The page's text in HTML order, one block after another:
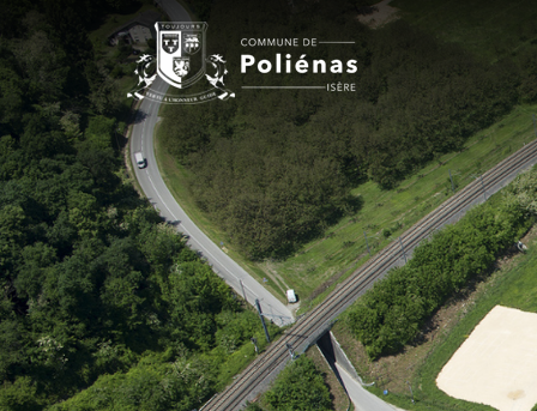
Panneau de gestion des cookies